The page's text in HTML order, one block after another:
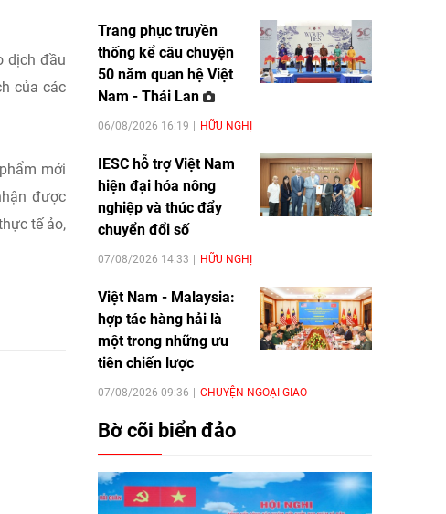
dịch đầu
của các
mới
được
tế ảo,
Trang phục truyền
thống kể câu chuyện
50 năm quan hệ Việt
Nam - Thái Lan
06/08/2026 16:19 HỮU NGHỊ
IESC hỗ trợ Việt Nam
hiện đại hóa nông
nghiệp và thúc đẩy
chuyển đổi số
07/08/2026 14:33 HỮU NGHỊ
Việt Nam - Malaysia:
hợp tác hàng hải là
một trong những ưu
tiên chiến lược
07/08/2026 09:36 CHUYỆN NGOẠI GIAO
Bờ cõi biển đảo